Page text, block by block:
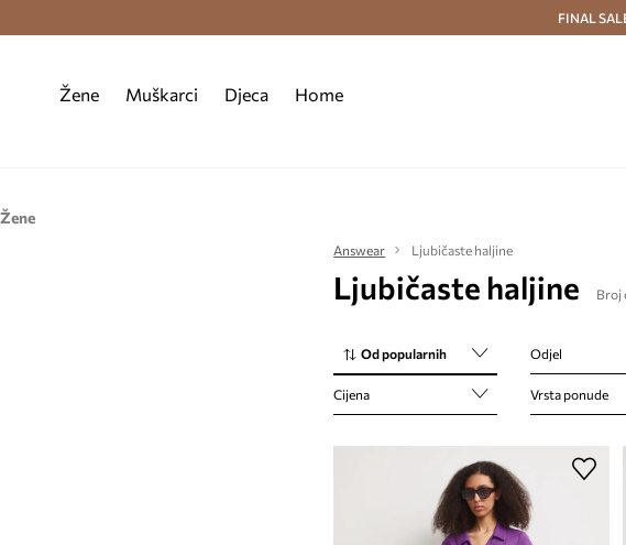
Besplatna dostava i povrat (od
FINAL
Žene Muškarci Djeca Home
Žene
Answear Ljubičaste haljine
Ljubičaste haljine Broj
Od popularnih Odjel
Cijena Vrsta ponude